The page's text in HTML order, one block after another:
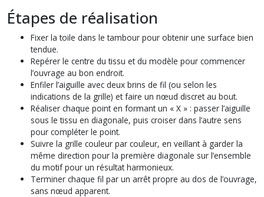
Étapes de réalisation
Fixer la toile dans le tambour pour obtenir une surface bien
tendue.
Repérer le centre du tissu et du modèle pour commencer
l’ouvrage au bon endroit.
Enfiler l’aiguille avec deux brins de fil (ou selon les
indications de la grille) et faire un nœud discret au bout.
Réaliser chaque point en formant un « X » : passer l’aiguille
sous le tissu en diagonale, puis croiser dans l’autre sens
pour compléter le point.
Suivre la grille couleur par couleur, en veillant à garder la
même direction pour la première diagonale sur l’ensemble
du motif pour un résultat harmonieux.
Terminer chaque fil par un arrêt propre au dos de l’ouvrage,
sans nœud apparent.